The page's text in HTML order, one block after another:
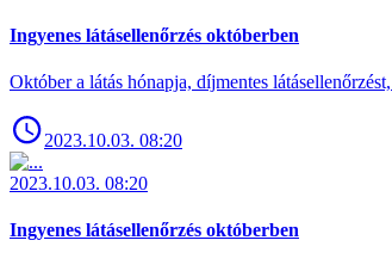
Ingyenes látásellenőrzés októberben
Október a látás hónapja, díjmentes
2023.10.03. 08:20
2023.10.03. 08:20
Ingyenes látásellenőrzés októberben